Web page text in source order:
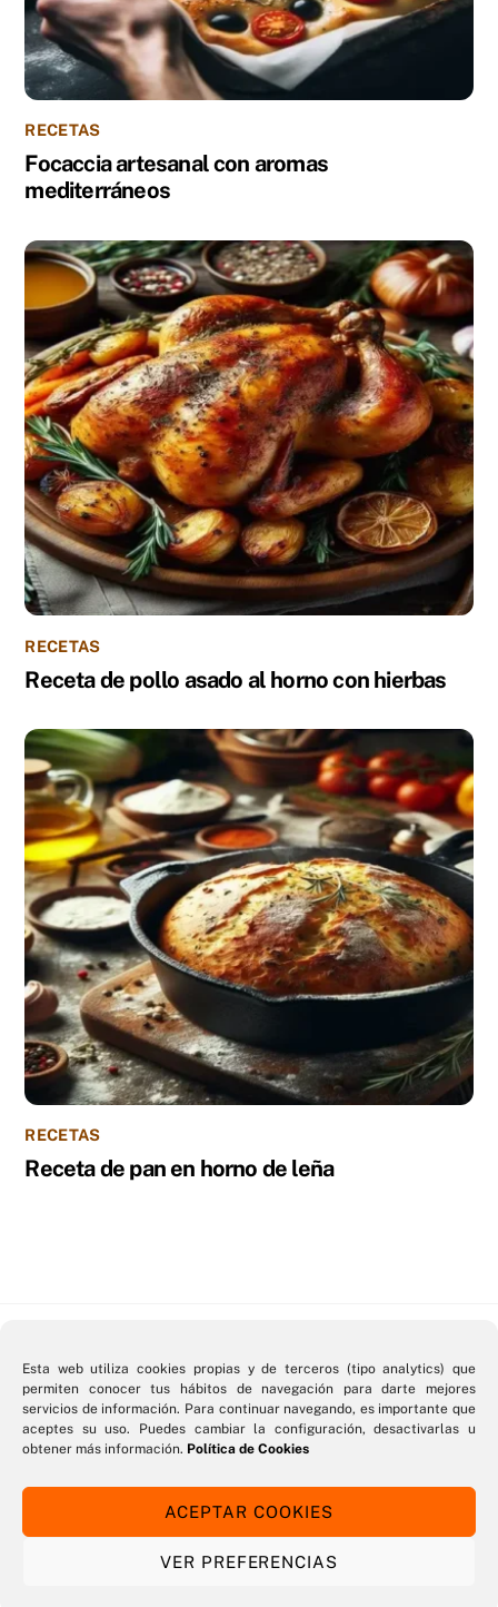
Esta web utiliza cookies propias y de terceros (tipo analytics) que
permiten conocer tus hábitos de navegación para darte mejores
servicios de información. Para continuar navegando, es importante que
aceptes su uso. Puedes cambiar la configuración, desactivarlas u
obtener más información. Política de Cookies
ACEPTAR COOKIES
VER PREFERENCIAS
RECETAS
Focaccia artesanal con aromas
mediterráneos
RECETAS
Receta de pollo asado al horno con hierbas
RECETAS
Receta de pan en horno de leña
Back
To
Top
Hornos de pizza
Home Aviso Legal
Política de Cookies
2026